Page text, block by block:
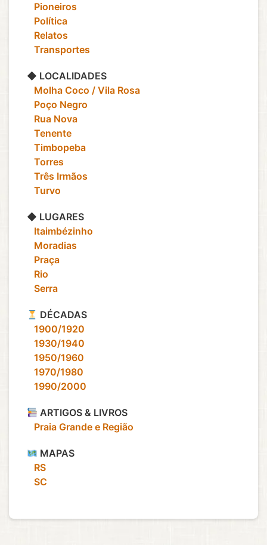
‎ ‎ ‎ Pioneiros
‎ ‎ ‎ Política
‎ ‎ ‎ Relatos
‎ ‎ ‎ Transportes
◆ LOCALIDADES
‎ ‎ ‎ Molha Coco / Vila Rosa
‎ ‎ ‎ Poço Negro
‎ ‎ ‎ Rua Nova
‎ ‎ ‎ Tenente
‎ ‎ ‎ Timbopeba
‎ ‎ ‎ Torres
‎ ‎ ‎ Três Irmãos
‎ ‎ ‎ Turvo
◆ LUGARES
‎ ‎ ‎ Itaimbézinho
‎ ‎ ‎ Moradias
‎ ‎ ‎ Praça
‎ ‎ ‎ Rio
‎ ‎ ‎ Serra
DÉCADAS
‎ ‎ ‎ 1900/1920
‎ ‎ ‎ 1930/1940
‎ ‎ ‎ 1950/1960
‎ ‎ ‎ 1970/1980
‎ ‎ ‎ 1990/2000
ARTIGOS & LIVROS
‎ ‎ ‎ Praia Grande e Região
MAPAS
‎ ‎ ‎ RS
‎ ‎ ‎ SC